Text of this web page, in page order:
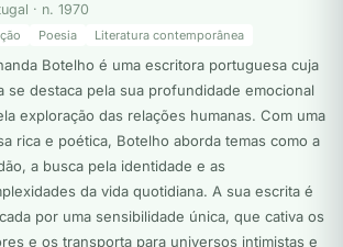
· n. 1970
Poesia Literatura contemporânea
Botelho é uma escritora portuguesa cuja
se destaca pela sua profundidade emocional
exploração das relações humanas. Com uma
rica e poética, Botelho aborda temas como a
a busca pela identidade e as
da vida quotidiana. A sua escrita é
por uma sensibilidade única, que cativa os
e os transporta para universos intimistas e